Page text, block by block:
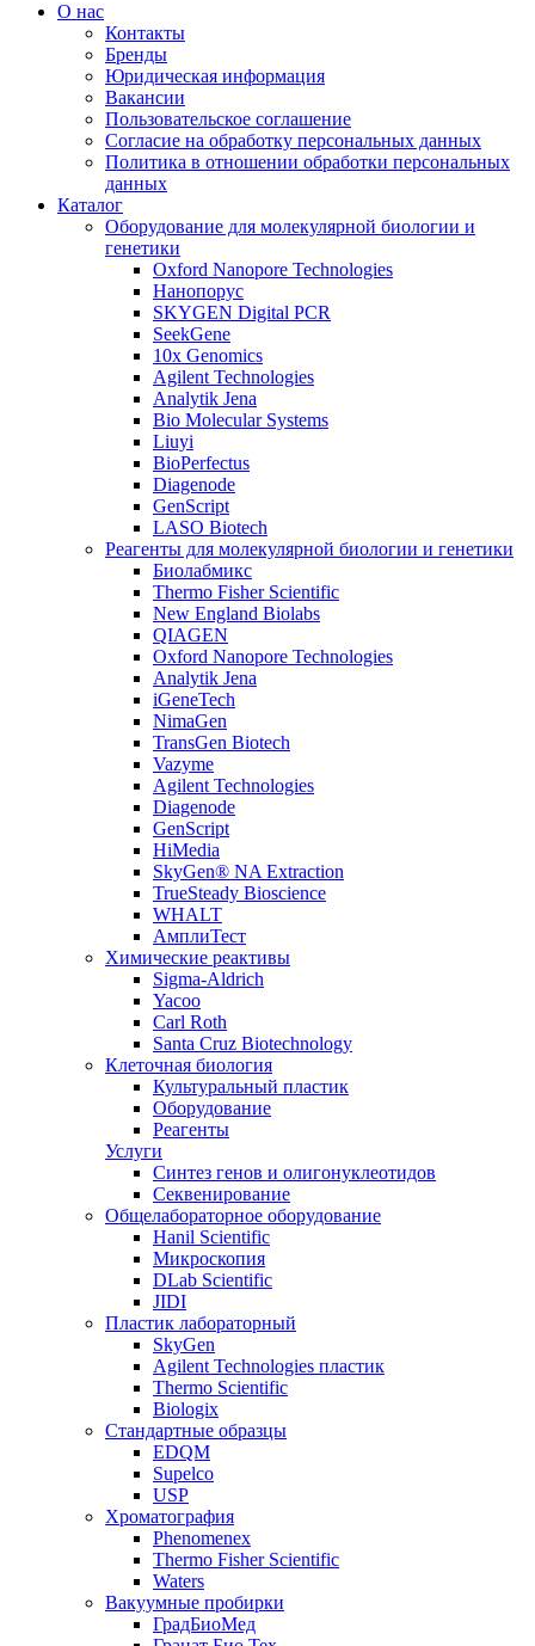
О нас
Контакты
Бренды
Юридическая информация
Вакансии
Пользовательское соглашение
Согласие на обработку персональных данных
Политика в отношении обработки персональных
данных
Каталог
Оборудование для молекулярной биологии и
генетики
Oxford Nanopore Technologies
Нанопорус
SKYGEN Digital PCR
SeekGene
10x Genomics
Agilent Technologies
Analytik Jena
Bio Molecular Systems
Liuyi
BioPerfectus
Diagenode
GenScript
LASO Biotech
Реагенты для молекулярной биологии и генетики
Биолабмикс
Thermo Fisher Scientific
New England Biolabs
QIAGEN
Oxford Nanopore Technologies
Analytik Jena
iGeneTech
NimaGen
TransGen Biotech
Vazyme
Agilent Technologies
Diagenode
GenScript
HiMedia
SkyGen® NA Extraction
TrueSteady Bioscience
WHALT
АмплиТест
Химические реактивы
Sigma-Aldrich
Yacoo
Carl Roth
Santa Cruz Biotechnology
Клеточная биология
Культуральный пластик
Оборудование
Реагенты
Услуги
Синтез генов и олигонуклеотидов
Секвенирование
Общелабораторное оборудование
Hanil Scientific
Микроскопия
DLab Scientific
JIDI
Пластик лабораторный
SkyGen
Agilent Technologies пластик
Thermo Scientific
Biologix
Стандартные образцы
EDQM
Supelco
USP
Хроматография
Phenomenex
Thermo Fisher Scientific
Waters
Вакуумные пробирки
ГрадБиоМед